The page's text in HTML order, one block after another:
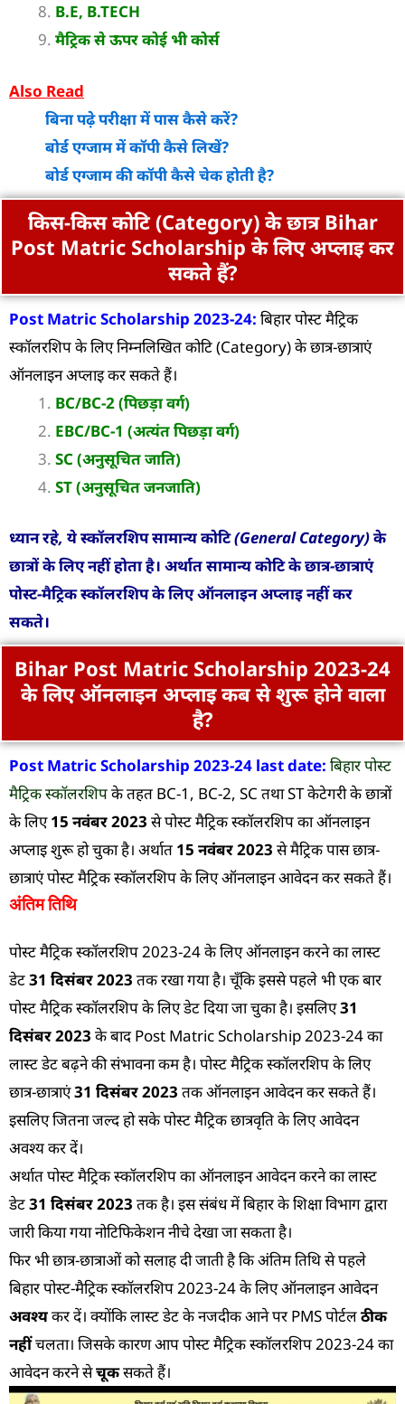
B.E, B.TECH
मैट्रिक से ऊपर कोई भी कोर्स
Also Read
बिना पढ़े परीक्षा में पास कैसे करें?
बोर्ड एग्जाम में कॉपी कैसे लिखें?
बोर्ड एग्जाम की कॉपी कैसे चेक होती है?
किस-किस कोटि (Category) के छात्र Bihar
Post Matric Scholarship के लिए अप्लाइ कर
सकते हैं?
Post Matric Scholarship 2023-24: बिहार पोस्ट मैट्रिक
स्कॉलरशिप के लिए निम्नलिखित कोटि (Category) के छात्र-छात्राएं
ऑनलाइन अप्लाइ कर सकते हैं।
BC/BC-2 (पिछड़ा वर्ग)
EBC/BC-1 (अत्यंत पिछड़ा वर्ग)
SC (अनुसूचित जाति)
ST (अनुसूचित जनजाति)
ध्यान रहे, ये स्कॉलरशिप सामान्य कोटि (General Category) के
छात्रों के लिए नहीं होता है। अर्थात सामान्य कोटि के छात्र-छात्राएं
पोस्ट-मैट्रिक स्कॉलरशिप के लिए ऑनलाइन अप्लाइ नहीं कर
सकते।
Bihar Post Matric Scholarship 2023-24
के लिए ऑनलाइन अप्लाइ कब से शुरू होने वाला
है?
Post Matric Scholarship 2023-24 last date: बिहार पोस्ट
मैट्रिक स्कॉलरशिपके तहत BC-1, BC-2, SC तथा ST केटेगरी के छात्रों
के लिए15 नवंबर 2023 से पोस्ट मैट्रिक स्कॉलरशिप का ऑनलाइन
अप्लाइ शुरू हो चुका है। अर्थात 15 नवंबर 2023 से मैट्रिक पास छात्र-
छात्राएं पोस्ट मैट्रिक स्कॉलरशिप के लिए ऑनलाइन आवेदन कर सकते हैं।
अंतिम तिथि
पोस्ट मैट्रिक स्कॉलरशिप 2023-24 के लिए ऑनलाइन करने का लास्ट
डेट31 दिसंबर 2023 तक रखा गया है। चूँकि इससे पहले भी एक बार
पोस्ट मैट्रिक स्कॉलरशिप के लिए डेट दिया जा चुका है। इसलिए31
दिसंबर 2023 के बाद Post Matric Scholarship 2023-24 का
लास्ट डेट बढ़ने की संभावना कम है। पोस्ट मैट्रिक स्कॉलरशिप के लिए
छात्र-छात्राएं31 दिसंबर 2023 तक ऑनलाइन आवेदन कर सकते हैं।
इसलिए जितना जल्द हो सके पोस्ट मैट्रिक छात्रवृति के लिए आवेदन
अवश्य कर दें।
अर्थात पोस्ट मैट्रिक स्कॉलरशिप का ऑनलाइन आवेदन करने का लास्ट
डेट31 दिसंबर 2023 तक है। इस संबंध में बिहार के शिक्षा विभाग द्वारा
जारी किया गया नोटिफिकेशन नीचे देखा जा सकता है।
फिर भी छात्र-छात्राओं को सलाह दी जाती है कि अंतिम तिथि से पहले
बिहार पोस्ट-मैट्रिक स्कॉलरशिप 2023-24 के लिए ऑनलाइन आवेदन
अवश्यकर दें। क्योंकि लास्ट डेट के नजदीक आने पर PMS पोर्टलठीक
नहींचलता। जिसके कारण आप पोस्ट मैट्रिक स्कॉलरशिप 2023-24 का
आवेदन करने सेचूकसकते हैं।